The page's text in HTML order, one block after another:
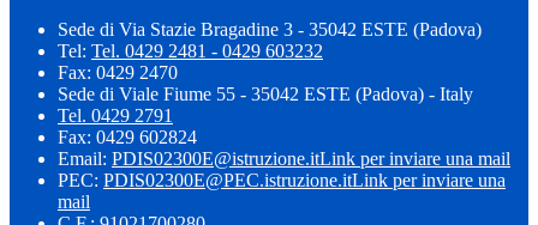
Sede di Via Stazie Bragadine 3 - 35042 ESTE (Padova)
Tel: Tel. 0429 2481 - 0429 603232
Fax: 0429 2470
Sede di Viale Fiume 55 - 35042 ESTE (Padova) - Italy
Tel. 0429 2791
Fax: 0429 602824
Email: PDIS02300E@istruzione.itLink per inviare una mail
PEC: PDIS02300E@PEC.istruzione.itLink per inviare una
mail